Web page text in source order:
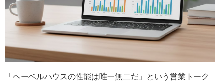
「ヘーベルハウスの性能は唯一無二だ」という営業トーク